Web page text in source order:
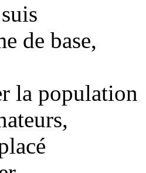
de base,
la population